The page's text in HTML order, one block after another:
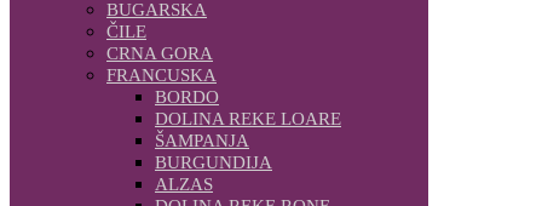
BUGARSKA
ČILE
CRNA GORA
FRANCUSKA
BORDO
DOLINA REKE LOARE
ŠAMPANJA
BURGUNDIJA
ALZAS